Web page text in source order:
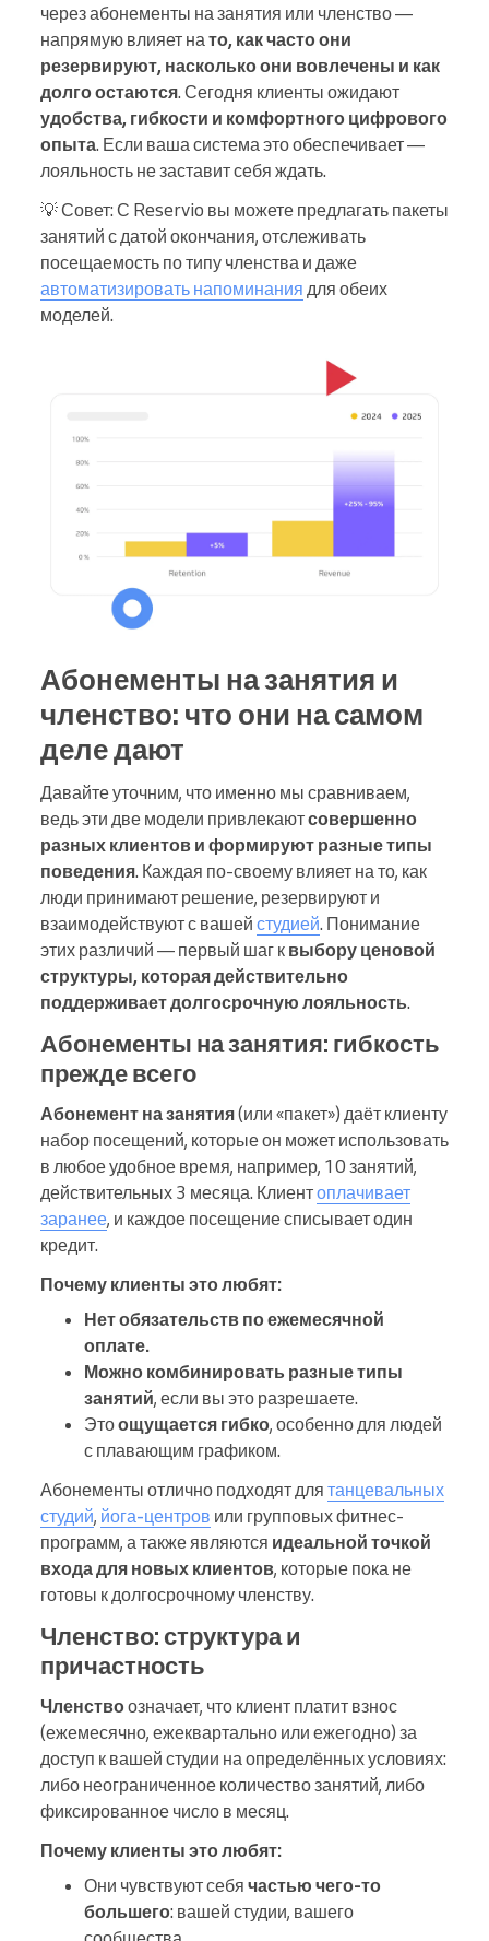
через абонементы на занятия или членство —
напрямую влияет нато, как часто они
резервируют, насколько они вовлечены и как
долго остаются. Сегодня клиенты ожидают
удобства, гибкости и комфортного цифрового
опыта. Если ваша система это обеспечивает —
лояльность не заставит себя ждать.
💡 Совет: С Reservio вы можете предлагать пакеты
занятий с датой окончания, отслеживать
посещаемость по типу членства и даже
автоматизировать напоминания для обеих
моделей.
Абонементы на занятия и
членство: что они на самом
деле дают
Давайте уточним, что именно мы сравниваем,
ведь эти две модели привлекаютсовершенно
разных клиентов и формируют разные типы
поведения. Каждая по-своему влияет на то, как
люди принимают решение, резервируют и
взаимодействуют с вашей студией. Понимание
этих различий — первый шаг к выбору ценовой
структуры, которая действительно
поддерживает долгосрочную лояльность.
Абонементы на занятия: гибкость
прежде всего
Абонемент на занятия(или «пакет») даёт клиенту
набор посещений, которые он может использовать
в любое удобное время, например, 10 занятий,
действительных 3 месяца. Клиентоплачивает
заранее, и каждое посещение списывает один
кредит.
Почему клиенты это любят:
Нет обязательств по ежемесячной
оплате.
Можно комбинировать разные типы
занятий, если вы это разрешаете.
Этоощущается гибко, особенно для людей
с плавающим графиком.
Абонементы отлично подходят для танцевальных
студий, йога-центров или групповых фитнес-
программ, а также являются идеальной точкой
входа для новых клиентов, которые пока не
готовы к долгосрочному членству.
Членство: структура и
причастность
Членствоозначает, что клиент платит взнос
(ежемесячно, ежеквартально или ежегодно) за
доступ к вашей студии на определённых условиях:
либо неограниченное количество занятий, либо
фиксированное число в месяц.
Почему клиенты это любят:
Они чувствуют себя частью чего-то
большего: вашей студии, вашего